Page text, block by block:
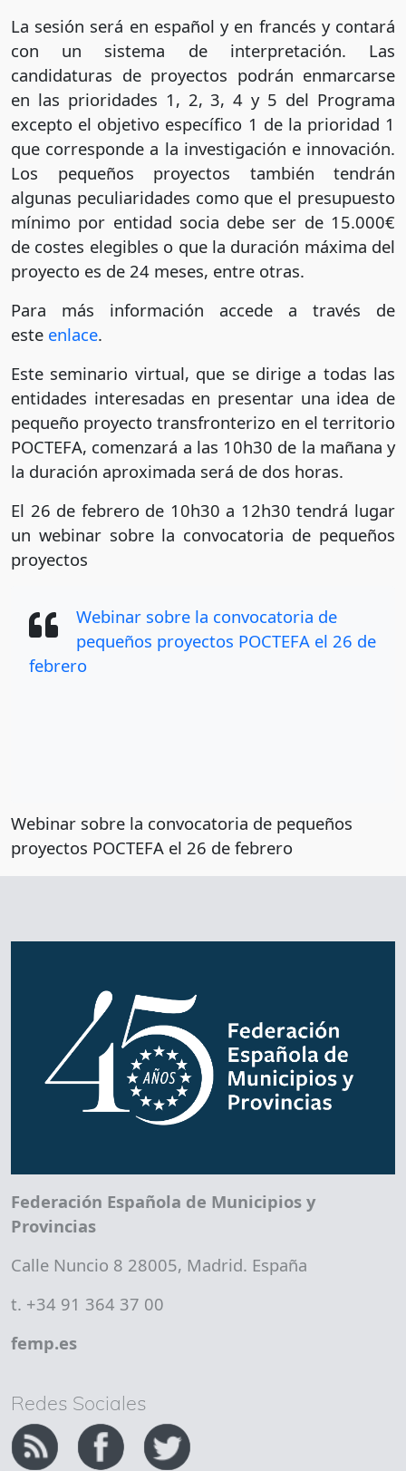
La sesión será en español y en francés y contará
con un sistema de interpretación. Las
candidaturas de proyectos podrán enmarcarse
en las prioridades 1, 2, 3, 4 y 5 del Programa
excepto el objetivo específico 1 de la prioridad 1
que corresponde a la investigación e innovación.
Los pequeños proyectos también tendrán
algunas peculiaridades como que el presupuesto
mínimo por entidad socia debe ser de 15.000€
de costes elegibles o que la duración máxima del
proyecto es de 24 meses, entre otras.
Para más información accede a través de
este enlace.
Este seminario virtual, que se dirige a todas las
entidades interesadas en presentar una idea de
pequeño proyecto transfronterizo en el territorio
POCTEFA, comenzará a las 10h30 de la mañana y
la duración aproximada será de dos horas.
El 26 de febrero de 10h30 a 12h30 tendrá lugar
un webinar sobre la convocatoria de pequeños
proyectos
Webinar sobre la convocatoria de
pequeños proyectos POCTEFA el 26 de
febrero
Webinar sobre la convocatoria de pequeños
proyectos POCTEFA el 26 de febrero
Federación Española de Municipios y
Provincias
Calle Nuncio 8 28005, Madrid. España
t. +34 91 364 37 00
femp.es
Redes Sociales